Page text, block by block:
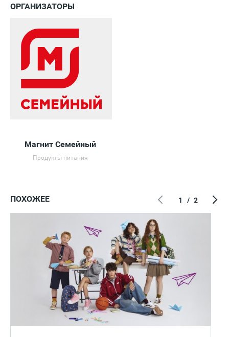
ОРГАНИЗАТОРЫ
Магнит Семейный
Продукты питания
ПОХОЖЕЕ 1 / 2